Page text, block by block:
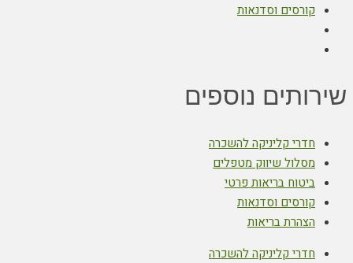
קורסים וסדנאות
שירותים נוספים
חדרי קליניקה להשכרה
מסלול שיווק מטפלים
ביטוח בריאות פרטי
קורסים וסדנאות
הצהרת בריאות
חדרי קליניקה להשכרה